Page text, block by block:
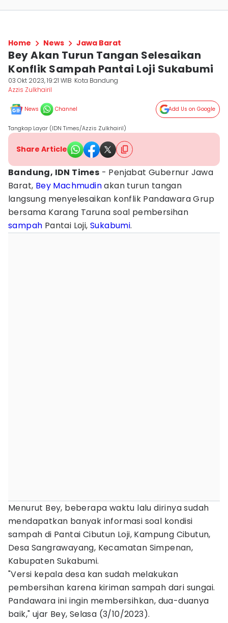
Home News Jawa Barat
Bey Akan Turun Tangan Selesaikan
Konflik Sampah Pantai Loji Sukabumi
03 Okt 2023, 19:21 WIB Kota Bandung
Azzis Zulkhairil
News Channel Add Us on Google
Tangkap Layar (IDN Times/Azzis Zulkhairil)
Share Article
Bandung, IDN Times - Penjabat Gubernur Jawa
Barat, Bey Machmudinakan turun tangan
langsung menyelesaikan konflik Pandawara Grup
bersama Karang Taruna soal pembersihan
sampah Pantai Loji,Sukabumi.
Menurut Bey, beberapa waktu lalu dirinya sudah
mendapatkan banyak informasi soal kondisi
sampah di Pantai Cibutun Loji, Kampung Cibutun,
Desa Sangrawayang, Kecamatan Simpenan,
Kabupaten Sukabumi.
"Versi kepala desa kan sudah melakukan
pembersihan karena kiriman sampah dari sungai.
Pandawara ini ingin membersihkan, dua-duanya
baik," ujar Bey, Selasa (3/10/2023).